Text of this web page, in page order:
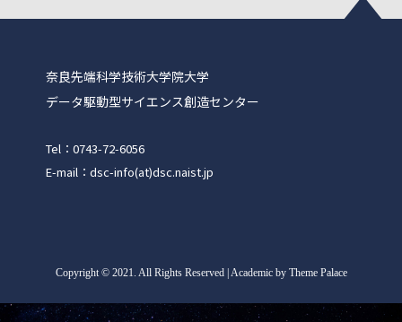
奈良先端科学技術大学院大学
データ駆動型サイエンス創造センター
Tel：0743-72-6056
E-mail：dsc-info(at)dsc.naist.jp
Copyright©2021. All Rights Reserved | Academic by Theme Palace